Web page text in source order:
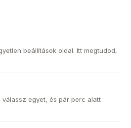
beállítások oldal. Itt megtudod,
egyet, és pár perc alatt